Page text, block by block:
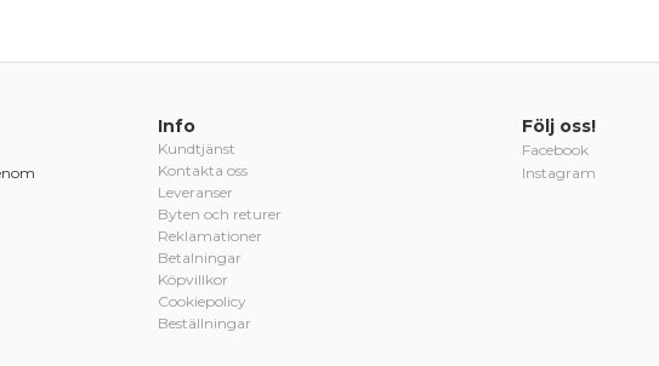
Info
Kundtjänst
Kontakta oss
Leveranser
Byten och returer
Reklamationer
Betalningar
Köpvillkor
Cookiepolicy
Beställningar
Följ oss!
Facebook
Instagram